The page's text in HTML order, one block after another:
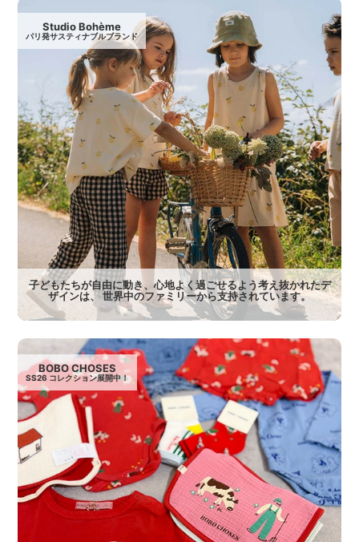
Studio Bohème
パリ発サスティナブルブランド
子どもたちが自由に動き、心地よく過ごせるよう考え抜かれたデ
ザインは、 世界中のファミリーから支持されています。
BOBO CHOSES
SS26 コレクション展開中！